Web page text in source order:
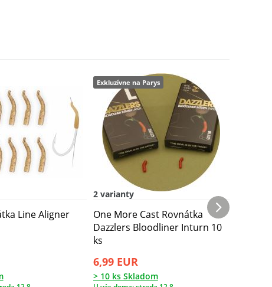
Line Aligner
Exkluzívne na Parys
2 varianty
One More Cast Rovnátka
Dazzlers Bloodliner Inturn 10
ks
6,99 EUR
> 10 ks Skladom